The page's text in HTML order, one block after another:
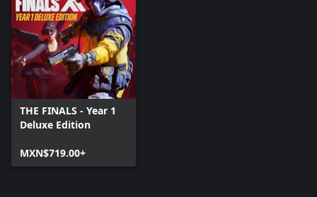
THE FINALS - Year 1
Deluxe Edition
MXN$719.00+